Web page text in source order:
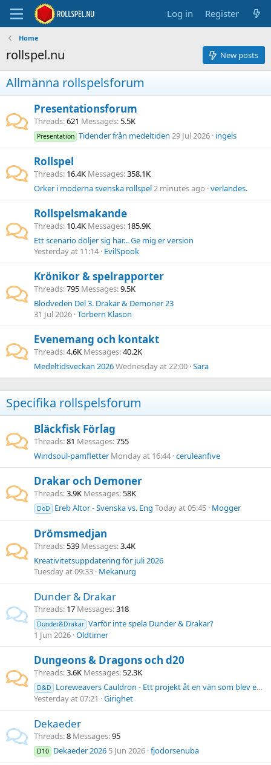
Log in Register
Home
rollspel.nu New posts
Allmänna rollspelsforum
Presentationsforum
Threads 621 Messages 5.5K
Presentation Tidender från medeltiden 29 Jul 2026 ingels
Rollspel
Threads 16.4K Messages 358.1K
Orker i moderna svenska rollspel2 minutes ago verlandes.
Rollspelsmakande
Threads 10.4K Messages 185.9K
Ett scenario döljer sig här... Ge mig er version
Yesterday at 11:14 EvilSpook
Krönikor & spelrapporter
Threads 795 Messages 9.5K
Blodveden Del 3. Drakar & Demoner 23
31 Jul 2026 Torbern Klason
Evenemang och kontakt
Threads 4.6K Messages 40.2K
Medeltidsveckan 2026Wednesday at 22:00 Sara
Specifika rollspelsforum
Bläckfisk Förlag
Threads 81 Messages 755
Windsoul-pamfletter Monday at 16:44 ceruleanfive
Drakar och Demoner
Threads 3.9K Messages 58K
DoD Ereb Altor - Svenska vs. Eng Today at 05:45 Mogger
Drömsmedjan
Threads 539 Messages 3.4K
Kreativitetsuppdatering för juli 2026
Tuesday at 09:33 Mekanurg
Dunder & Drakar
Threads 17 Messages 318
Dunder&Drakar Varför inte spela Dunder & Drakar?
1 Jun 2026 Oldtimer
Dungeons & Dragons och d20
Threads 3.6K Messages 52.3K
D&D
Loreweavers Cauldron - Ett projekt åt en vän som blev ett helt spel
Yesterday at 07:21
Girighet
Dekaeder
Threads 8 Messages 95
D10 Dekaeder 2026 5 Jun 2026 fjodorsenuba